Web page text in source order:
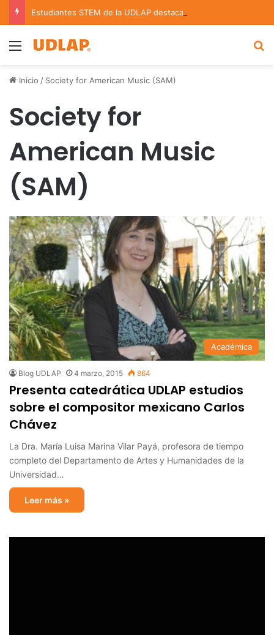
Menu
Inicio / Society for American Music (SAM)
Society for
American Music
(SAM)
Académica
Blog UDLAP 4 marzo, 2015 864
Presenta catedrática UDLAP estudios
sobre el compositor mexicano Carlos
Chávez
La Dra. María Luisa Marina Vilar Payá, profesora de tiempo
completo del Departamento de Artes y Humanidades de la
Universidad…
Leer más »